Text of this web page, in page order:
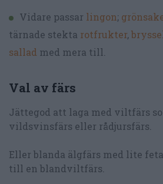
Vidare passar lingon;
tärnade stekta rotfrukter,
sallad med mera till.
Val av färs
Jättegod att laga med viltfärs
vildsvinsfärs eller rådjursfärs.
Eller blanda älgfärs med lite
till en blandviltfärs.